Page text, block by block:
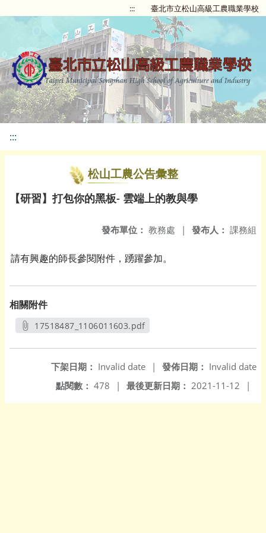
::: 臺北市立松山高級工農職業學校
:::
松山工農公告彙整
【研習】打包你的黑板- 雲端上的教與學
發布人： 課務組
發布單位： 教務處 |
請有興趣的師長參閱附件，踴躍參加。
相關附件
17518487_1106011603.pdf
發佈日期： Invalid date
下架日期： Invalid date
|
最後更新日期： 2021-11-12 |
點閱數： 478 |